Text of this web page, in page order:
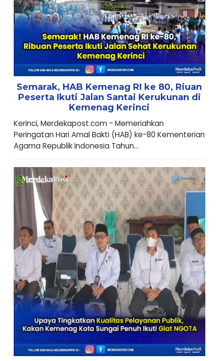
Semarak, HAB Kemenag RI ke 80, Riuan
Peserta Ikuti Jalan Santai Kerukunan di
Kemenag Kerinci
Kerinci, Merdekapost.com - Memeriahkan
Peringatan Hari Amal Bakti (HAB) ke-80 Kementerian
Agama Republik Indonesia Tahun...